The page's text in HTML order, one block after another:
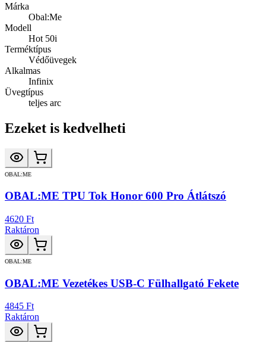
Márka
Obal:Me
Modell
Hot 50i
Terméktípus
Védőüvegek
Alkalmas
Infinix
Üvegtípus
teljes arc
Ezeket is kedvelheti
OBAL:ME
OBAL:ME TPU Tok Honor 600 Pro Átlátszó
4620 Ft
Raktáron
OBAL:ME
OBAL:ME Vezetékes USB-C Fülhallgató Fekete
4845 Ft
Raktáron